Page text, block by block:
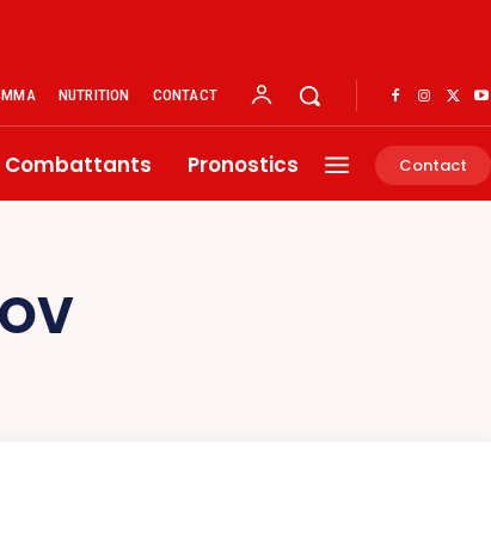
MMA NUTRITION CONTACT
Combattants Pronostics Contact